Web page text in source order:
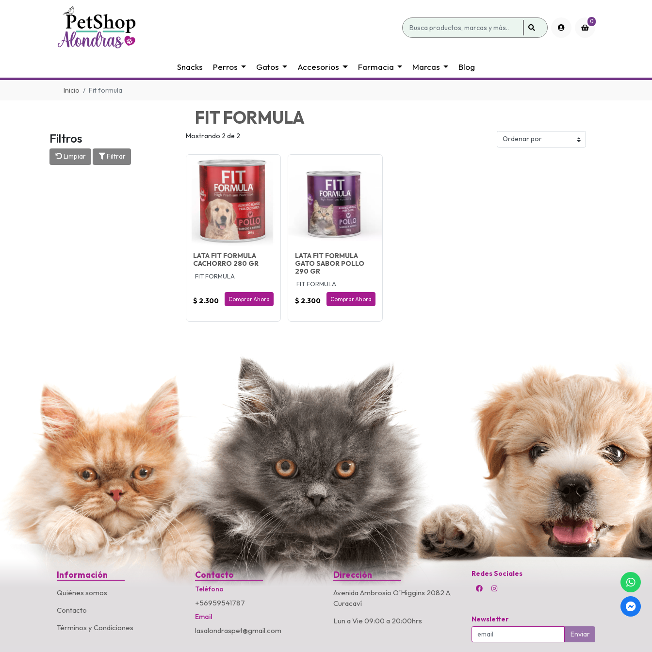
0
Snacks Perros Gatos Accesorios Farmacia Marcas Blog
Inicio Fit formula
FIT FORMULA
Filtros
Limpiar Filtrar
Mostrando 2 de 2
LATA FIT FORMULA
CACHORRO 280 GR
FIT FORMULA
$ 2.300 Comprar Ahora
LATA FIT FORMULA
GATO SABOR POLLO
290 GR
FIT FORMULA
$ 2.300 Comprar Ahora
Información
Quiénes somos
Contacto
Términos y Condiciones
Contacto
Teléfono
+56959541787
Email
lasalondraspet@gmail.com
Dirección
Avenida Ambrosio O´Higgins 2082 A,
Curacaví
Lun a Vie 09:00 a 20:00hrs
Redes Sociales
Newsletter
Enviar